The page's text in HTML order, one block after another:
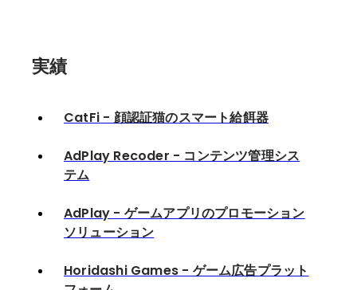
実績
CatFi - 顔認証猫のスマート給餌器
AdPlay Recoder - コンテンツ管理シス
テム
AdPlay - ゲームアプリのプロモーション
ソリューション
Horidashi Games - ゲーム広告プラット